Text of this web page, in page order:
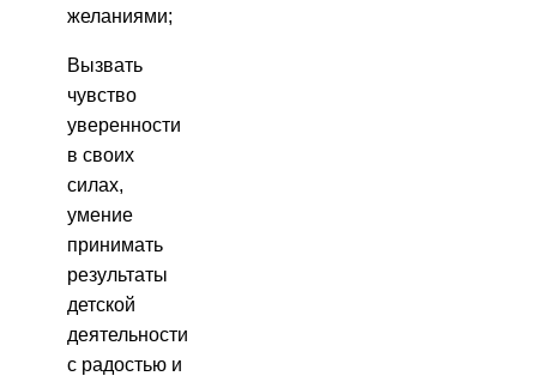
желаниями;
Вызвать
чувство
уверенности
в своих
силах,
умение
принимать
результаты
детской
деятельности
с радостью и